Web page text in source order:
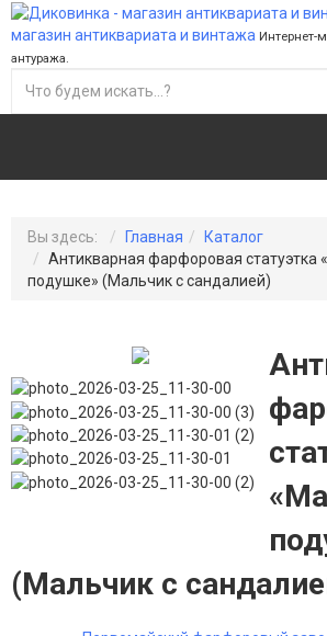
магазин антиквариата и винтажа Интернет-
антуража.
Вы здесь: Главная
Каталог
Антикварная фарфоровая статуэтка
подушке» (Мальчик с сандалией)
(Мальчик с